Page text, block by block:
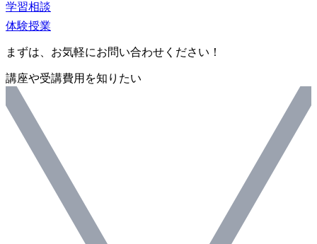
学習相談
体験授業
まずは、お気軽にお問い合わせください！
講座や受講費用を知りたい